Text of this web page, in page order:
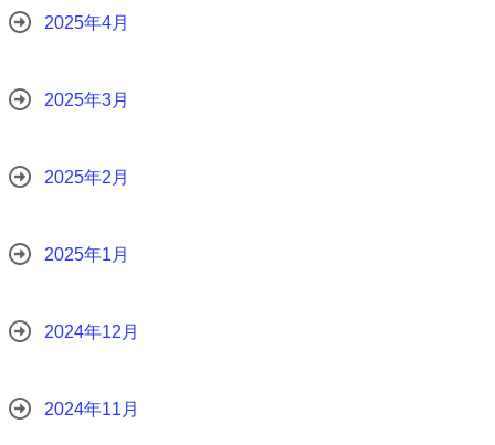
2025年4月
2025年3月
2025年2月
2025年1月
2024年12月
2024年11月